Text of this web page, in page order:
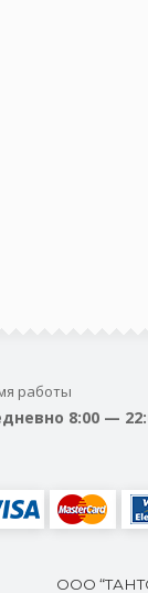
работы
8:00 —
ООО